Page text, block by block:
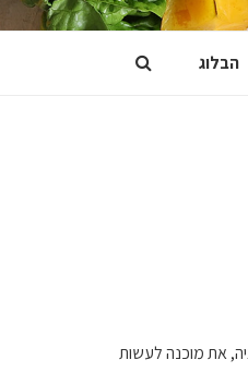
הבלוג
את מוכנה לעשות